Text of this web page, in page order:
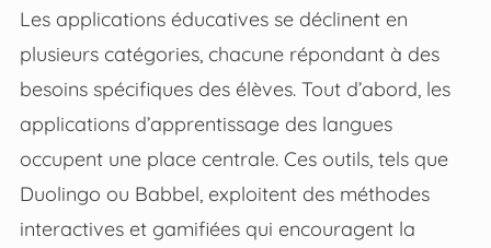
Les applications éducatives se déclinent en
plusieurs catégories, chacune répondant à des
besoins spécifiques des élèves. Tout d’abord, les
applications d’apprentissage des langues
occupent une place centrale. Ces outils, tels que
Duolingo ou Babbel, exploitent des méthodes
interactives et gamifiées qui encouragent la